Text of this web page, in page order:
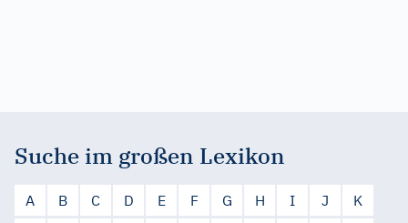
Suche im großen Lexikon
A B C D E F G H I J
K